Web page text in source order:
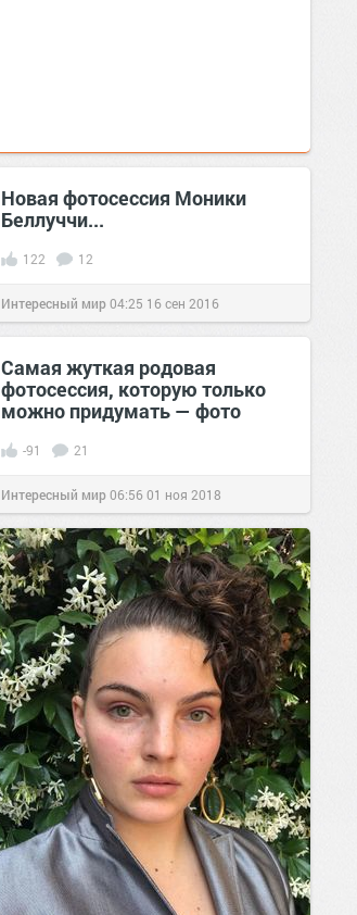
Новая фотосессия Моники
Беллуччи...
122 12
Интересный мир04:25 16 сен 2016
Самая жуткая родовая
фотосессия, которую только
можно придумать — фото
-91 21
Интересный мир06:5601 ноя 2018